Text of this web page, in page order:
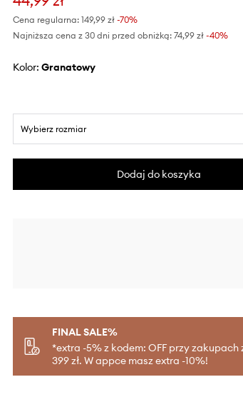
Cena regularna: 149,99 zł-70%
Najniższa cena z 30 dni przed obniżką: 74,99 zł -40%
Kolor: granatowy
Wybierz rozmiar
Dodaj do koszyka
FINAL SALE%
*extra -5% z kodem: OFF przy zakupach
399 zł. W appce masz extra -10%!